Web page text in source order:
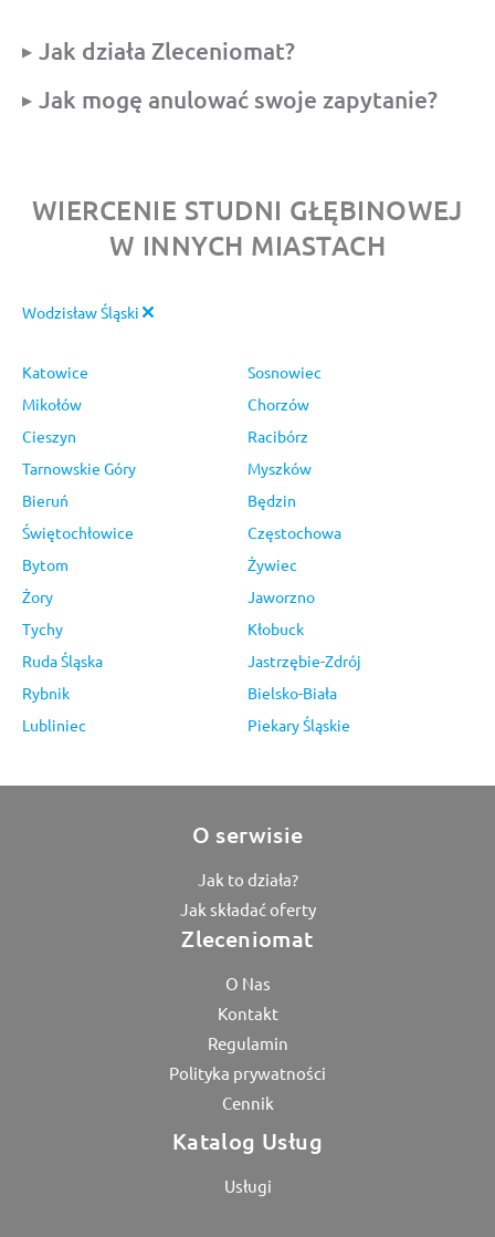
Jak działa Zleceniomat?
Jak mogę anulować swoje zapytanie?
WIERCENIE STUDNI GŁĘBINOWEJ
W INNYCH MIASTACH
Wodzisław Śląski
Katowice
Sosnowiec
Mikołów
Chorzów
Cieszyn
Racibórz
Tarnowskie Góry
Myszków
Bieruń
Będzin
Świętochłowice
Częstochowa
Bytom
Żywiec
Żory
Jaworzno
Tychy
Kłobuck
Ruda Śląska
Jastrzębie-Zdrój
Rybnik
Bielsko-Biała
Lubliniec
Piekary Śląskie
O serwisie
Jak to działa?
Jak składać oferty
Zleceniomat
O Nas
Kontakt
Regulamin
Polityka prywatności
Cennik
Katalog Usług
Usługi